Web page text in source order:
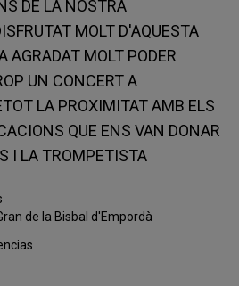
DE LA NOSTRA
MOLT D'AQUESTA
AGRADAT MOLT PODER
UN CONCERT A
LA PROXIMITAT AMB ELS
QUE ENS VAN DONAR
I LA TROMPETISTA
de la Bisbal d'Empordà